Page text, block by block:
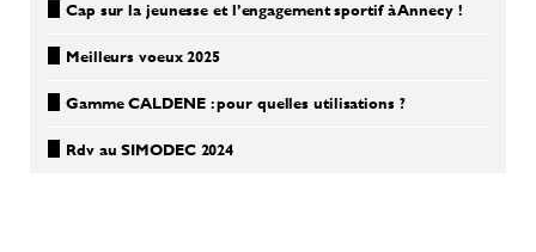
Cap sur la jeunesse et l’engagement sportif à Annecy !
Meilleurs voeux 2025
Gamme CALDENE : pour quelles utilisations ?
Rdv au SIMODEC 2024